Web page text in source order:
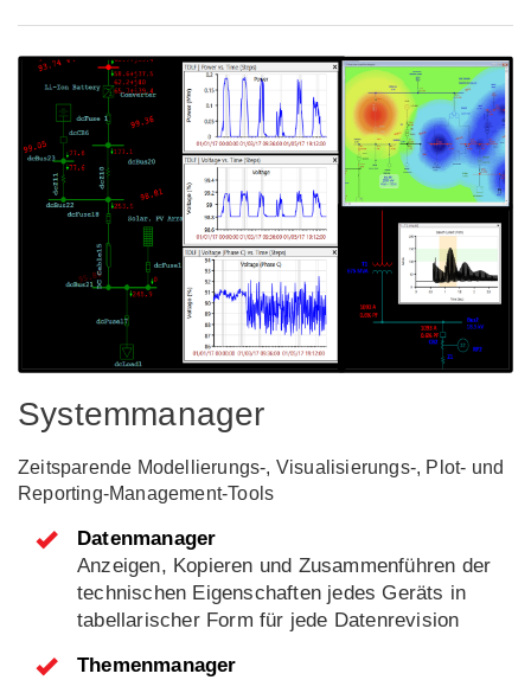
Systemmanager
Zeitsparende Modellierungs-, Visualisierungs-, Plot- und
Reporting-Management-Tools
Datenmanager
Anzeigen, Kopieren und Zusammenführen der
technischen Eigenschaften jedes Geräts in
tabellarischer Form für jede Datenrevision
Themenmanager